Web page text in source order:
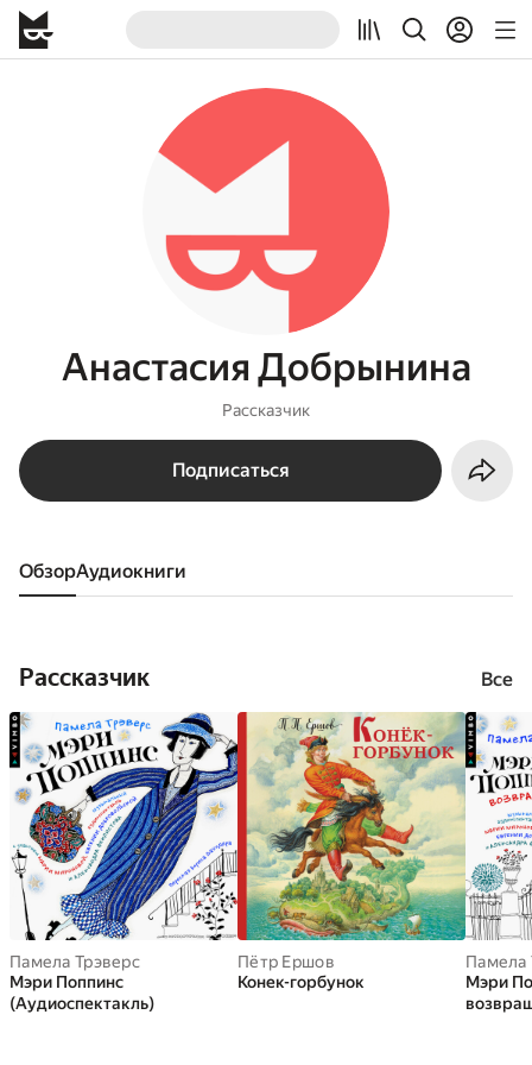
Анастасия Добрынина
Рассказчик
Подписаться
Обзор аудиокниги
Рассказчик Все
Памела Трэверс
Мэри Поппинс
(Аудиоспектакль)
Пётр Ершов
Конек-горбунок
Памела
Мэри